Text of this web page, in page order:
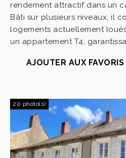
rendement attractif dans un
Bâti sur plusieurs niveaux, il
logements actuellement
un appartement T4,
AJOUTER AUX FAVORIS
20 photo(s)